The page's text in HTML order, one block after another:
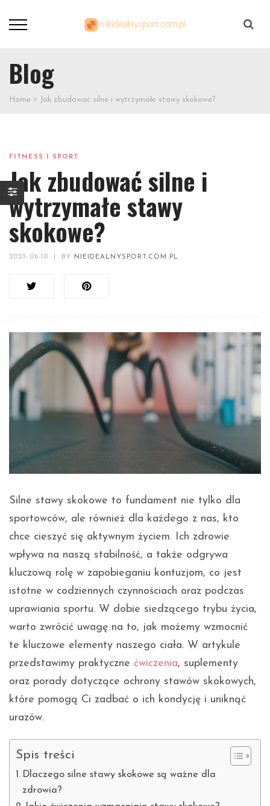
Blog
Home Jak zbudować silne i wytrzymałe stawy skokowe?
FITNESS I SPORT
Jak zbudować silne i
wytrzymałe stawy
skokowe?
2023-06-10 BY NIEIDEALNYSPORT.COM.PL
Silne stawy skokowe to fundament nie tylko dla
sportowców, ale również dla każdego z nas, kto
chce cieszyć się aktywnym życiem. Ich zdrowie
wpływa na naszą stabilność, a także odgrywa
kluczową rolę w zapobieganiu kontuzjom, co jest
istotne w codziennych czynnościach oraz podczas
uprawiania sportu. W dobie siedzącego trybu życia,
warto zwrócić uwagę na to, jak możemy wzmocnić
te kluczowe elementy naszego ciała. W artykule
przedstawimy praktyczne ćwiczenia, suplementy
oraz porady dotyczące ochrony stawów skokowych,
które pomogą Ci zadbać o ich kondycję i uniknąć
urazów.
Spis treści
Dlaczego silne stawy skokowe są ważne dla
zdrowia?